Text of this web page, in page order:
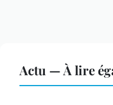
Actu — À lire